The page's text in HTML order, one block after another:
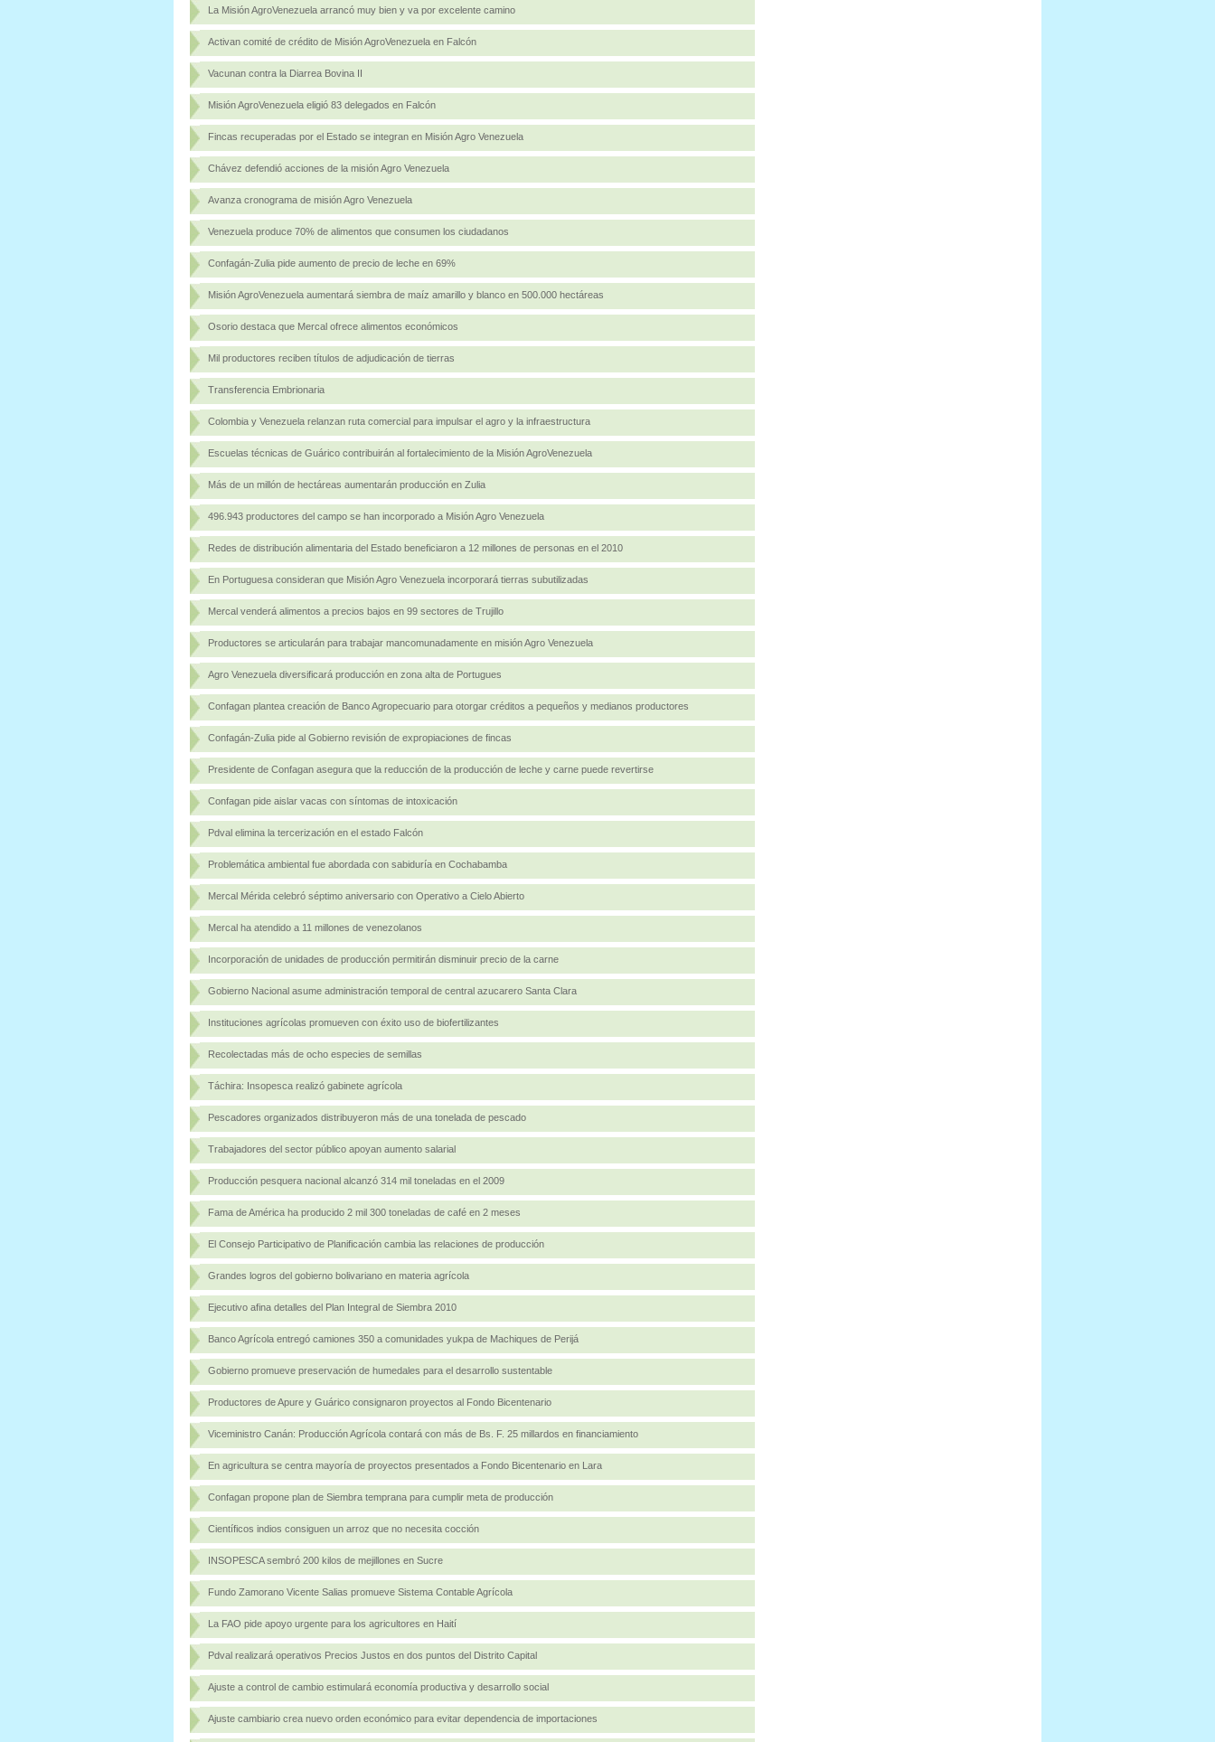
La Misión AgroVenezuela arrancó muy bien y va por excelente camino
Activan comité de crédito de Misión AgroVenezuela en Falcón
Vacunan contra la Diarrea Bovina II
Misión AgroVenezuela eligió 83 delegados en Falcón
Fincas recuperadas por el Estado se integran en Misión Agro Venezuela
Chávez defendió acciones de la misión Agro Venezuela
Avanza cronograma de misión Agro Venezuela
Venezuela produce 70% de alimentos que consumen los ciudadanos
Confagán-Zulia pide aumento de precio de leche en 69%
Misión AgroVenezuela aumentará siembra de maíz amarillo y blanco en 500.000 hectáreas
Osorio destaca que Mercal ofrece alimentos económicos
Mil productores reciben títulos de adjudicación de tierras
Transferencia Embrionaria
Colombia y Venezuela relanzan ruta comercial para impulsar el agro y la infraestructura
Escuelas técnicas de Guárico contribuirán al fortalecimiento de la Misión AgroVenezuela
Más de un millón de hectáreas aumentarán producción en Zulia
496.943 productores del campo se han incorporado a Misión Agro Venezuela
Redes de distribución alimentaria del Estado beneficiaron a 12 millones de personas en el 2010
En Portuguesa consideran que Misión Agro Venezuela incorporará tierras subutilizadas
Mercal venderá alimentos a precios bajos en 99 sectores de Trujillo
Productores se articularán para trabajar mancomunadamente en misión Agro Venezuela
Agro Venezuela diversificará producción en zona alta de Portugues
Confagan plantea creación de Banco Agropecuario para otorgar créditos a pequeños y medianos productores
Confagán-Zulia pide al Gobierno revisión de expropiaciones de fincas
Presidente de Confagan asegura que la reducción de la producción de leche y carne puede revertirse
Confagan pide aislar vacas con síntomas de intoxicación
Pdval elimina la tercerización en el estado Falcón
Problemática ambiental fue abordada con sabiduría en Cochabamba
Mercal Mérida celebró séptimo aniversario con Operativo a Cielo Abierto
Mercal ha atendido a 11 millones de venezolanos
Incorporación de unidades de producción permitirán disminuir precio de la carne
Gobierno Nacional asume administración temporal de central azucarero Santa Clara
Instituciones agrícolas promueven con éxito uso de biofertilizantes
Recolectadas más de ocho especies de semillas
Táchira: Insopesca realizó gabinete agrícola
Pescadores organizados distribuyeron más de una tonelada de pescado
Trabajadores del sector público apoyan aumento salarial
Producción pesquera nacional alcanzó 314 mil toneladas en el 2009
Fama de América ha producido 2 mil 300 toneladas de café en 2 meses
El Consejo Participativo de Planificación cambia las relaciones de producción
Grandes logros del gobierno bolivariano en materia agrícola
Ejecutivo afina detalles del Plan Integral de Siembra 2010
Banco Agrícola entregó camiones 350 a comunidades yukpa de Machiques de Perijá
Gobierno promueve preservación de humedales para el desarrollo sustentable
Productores de Apure y Guárico consignaron proyectos al Fondo Bicentenario
Viceministro Canán: Producción Agrícola contará con más de Bs. F. 25 millardos en financiamiento
En agricultura se centra mayoría de proyectos presentados a Fondo Bicentenario en Lara
Confagan propone plan de Siembra temprana para cumplir meta de producción
Científicos indios consiguen un arroz que no necesita cocción
INSOPESCA sembró 200 kilos de mejillones en Sucre
Fundo Zamorano Vicente Salias promueve Sistema Contable Agrícola
La FAO pide apoyo urgente para los agricultores en Haití
Pdval realizará operativos Precios Justos en dos puntos del Distrito Capital
Ajuste a control de cambio estimulará economía productiva y desarrollo social
Ajuste cambiario crea nuevo orden económico para evitar dependencia de importaciones